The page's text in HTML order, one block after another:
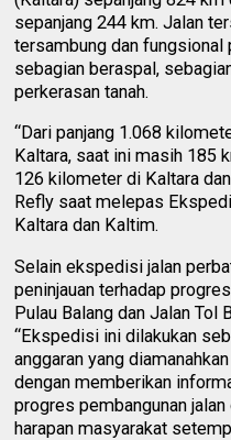
sepanjang 244 km. Jalan
tersambung dan fungsional
sebagian beraspal,
perkerasan tanah.
“Dari panjang 1.068
Kaltara, saat ini masih 185
126 kilometer di Kaltara
Refly saat melepas
Kaltara dan Kaltim.
Selain ekspedisi jalan
peninjauan terhadap
Pulau Balang dan Jalan Tol
“Ekspedisi ini dilakukan
anggaran yang
dengan memberikan
progres pembangunan
harapan masyarakat